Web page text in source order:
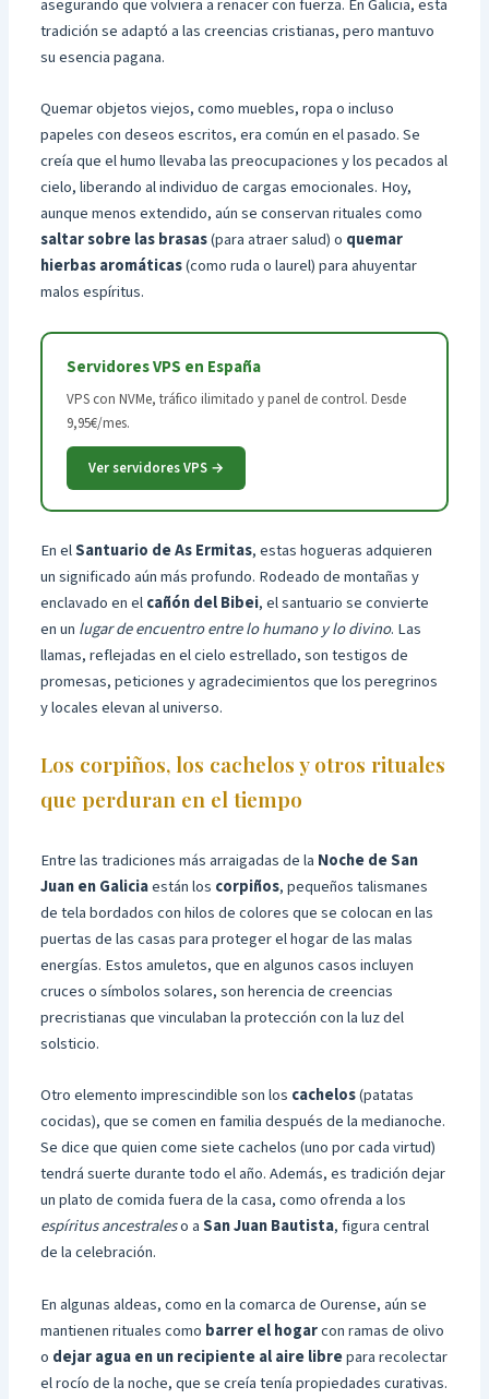
tradición se adaptó a las creencias cristianas, pero mantuvo
su esencia pagana.
Quemar objetos viejos, como muebles, ropa o incluso
papeles con deseos escritos, era común en el pasado. Se
creía que el humo llevaba las preocupaciones y los pecados al
cielo, liberando al individuo de cargas emocionales. Hoy,
aunque menos extendido, aún se conservan rituales como
saltar sobre las brasas(para atraer salud) o quemar
hierbas aromáticas(como ruda o laurel) para ahuyentar
malos espíritus.
Servidores VPS en España
VPS con NVMe, tráfico ilimitado y panel de control. Desde
9,95€/mes.
Ver servidores VPS →
En elSantuario de As Ermitas, estas hogueras adquieren
un significado aún más profundo. Rodeado de montañas y
enclavado en elcañón del Bibei, el santuario se convierte
en un lugar de encuentro entre lo humano y lo divino. Las
llamas, reflejadas en el cielo estrellado, son testigos de
promesas, peticiones y agradecimientos que los peregrinos
y locales elevan al universo.
Los corpiños, los cachelos y otros rituales
que perduran en el tiempo
Entre las tradiciones más arraigadas de la Noche de San
Juan en Galiciaestán los corpiños, pequeños talismanes
de tela bordados con hilos de colores que se colocan en las
puertas de las casas para proteger el hogar de las malas
energías. Estos amuletos, que en algunos casos incluyen
cruces o símbolos solares, son herencia de creencias
precristianas que vinculaban la protección con la luz del
solsticio.
Otro elemento imprescindible son los cachelos(patatas
cocidas), que se comen en familia después de la medianoche.
Se dice que quien come siete cachelos (uno por cada virtud)
tendrá suerte durante todo el año. Además, es tradición dejar
un plato de comida fuera de la casa, como ofrenda a los
espíritus ancestraleso aSan Juan Bautista, figura central
de la celebración.
En algunas aldeas, como en la comarca de Ourense, aún se
mantienen rituales como barrer el hogarcon ramas de olivo
o dejar agua en un recipiente al aire librepara recolectar
el rocío de la noche, que se creía tenía propiedades curativas.